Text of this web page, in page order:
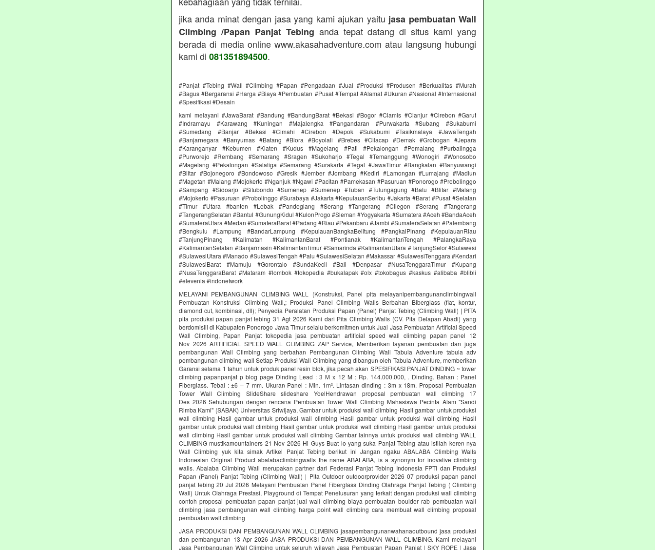
jika anda minat dengan jasa yang kami ajukan yaitu jasa pembuatan Wall
Climbing /Papan Panjat Tebing anda tepat datang di situs kami yang
berada di media online www.akasahadventure.com atau langsung hubungi
kami di 081351894500.
#Panjat #Tebing #Wall #Climbing #Papan #Pengadaan #Jual #Produksi #Produsen #Berkualitas #Murah
#Bagus #Bergaransi #Harga #Biaya #Pembuatan #Pusat #Tempat #Alamat #Ukuran #Nasional #Internasional
#Spesifikasi #Desain
kami melayani #JawaBarat #Bandung #BandungBarat #Bekasi #Bogor #Ciamis #Cianjur #Cirebon #Garut
#Indramayu #Karawang #Kuningan #Majalengka #Pangandaran #Purwakarta #Subang #Sukabumi
#Sumedang #Banjar #Bekasi #Cimahi #Cirebon #Depok #Sukabumi #Tasikmalaya #JawaTengah
#Banjarnegara #Banyumas #Batang #Blora #Boyolali #Brebes #Cilacap #Demak #Grobogan #Jepara
#Karanganyar #Kebumen #Klaten #Kudus #Magelang #Pati #Pekalongan #Pemalang #Purbalingga
#Purworejo #Rembang #Semarang #Sragen #Sukoharjo #Tegal #Temanggung #Wonogiri #Wonosobo
#Magelang #Pekalongan #Salatiga #Semarang #Surakarta #Tegal #JawaTimur #Bangkalan #Banyuwangi
#Blitar #Bojonegoro #Bondowoso #Gresik #Jember #Jombang #Kediri #Lamongan #Lumajang #Madiun
#Magetan #Malang #Mojokerto #Nganjuk #Ngawi #Pacitan #Pamekasan #Pasuruan #Ponorogo #Probolinggo
#Sampang #Sidoarjo #Situbondo #Sumenep #Sumenep #Tuban #Tulungagung #Batu #Blitar #Malang
#Mojokerto #Pasuruan #Probolinggo #Surabaya #Jakarta #KepulauanSeribu #Jakarta #Barat #Pusat #Selatan
#Timur #Utara #banten #Lebak #Pandeglang #Serang #Tangerang #Cilegon #Serang #Tangerang
#TangerangSelatan #Bantul #GunungKidul #KulonProgo #Sleman #Yogyakarta #Sumatera #Aceh #BandaAceh
#SumateraUtara #Medan #SumateraBarat #Padang #Riau #Pekanbaru #Jambi #SumateraSelatan #Palembang
#Bengkulu #Lampung #BandarLampung #KepulauanBangkaBelitung #PangkalPinang #KepulauanRiau
#TanjungPinang #Kalimatan #KalimantanBarat #Pontianak #KalimantanTengah #PalangkaRaya
#KalimantanSelatan #Banjarmasin #KalimantanTimur #Samarinda #KalimantanUtara #TanjungSelor #Sulawesi
#SulawesiUtara #Manado #SulawesiTengah #Palu #SulawesiSelatan #Makassar #SulawesiTenggara #Kendari
#SulawesiBarat #Mamuju #Gorontalo #SundaKecil #Bali #Denpasar #NusaTenggaraTimur #Kupang
#NusaTenggaraBarat #Mataram #lombok #tokopedia #bukalapak #olx #tokobagus #kaskus #alibaba #blibli
#elevenia #indonetwork
MELAYANI PEMBANGUNAN CLIMBING WALL (Konstruksi, Panel pita melayanipembangunanclimbingwall
Pembuatan Konstruksi Climbing Wall,; Produksi Panel Climbing Walls Berbahan Biberglass (flat, kontur,
diamond cut, kombinasi, dll); Penyedia Peralatan Produksi Papan (Panel) Panjat Tebing (Climbing Wall) | PITA
pita produksi papan panjat tebing 31 Agt 2026 Kami dari Pita Climbing Walls (CV. Pita Delapan Abadi) yang
berdomisili di Kabupaten Ponorogo Jawa Timur selalu berkomitmen untuk Jual Jasa Pembuatan Artificial Speed
Wall Climbing, Papan Panjat tokopedia jasa pembuatan artificial speed wall climbing papan panel 12
Nov 2026 ARTIFICIAL SPEED WALL CLIMBING ZAP Service, Memberikan layanan pembuatan dan juga
pembangunan Wall Climbing yang berbahan Pembangunan Climbing Wall Tabula Adventure tabula adv
pembangunan climbing wall Setiap Produksi Wall Climbing yang dibangun oleh Tabula Adventure, memberikan
Garansi selama 1 tahun untuk produk panel resin blok, jika pecah akan SPESIFIKASI PANJAT DINDING ~ tower
climbing papanpanjat p blog page Dinding Lead : 3 M x 12 M : Rp. 144.000.000, . Dinding. Bahan : Panel
Fiberglass. Tebal : ±6 – 7 mm. Ukuran Panel : Min. 1m². Lintasan dinding : 3m x 18m. Proposal Pembuatan
Tower Wall Climbing SlideShare slideshare YoelHendrawan proposal pembuatan wall climbing 17
Des 2026 Sehubungan dengan rencana Pembuatan Tower Wall Climbing Mahasiswa Pecinta Alam "Sandi
Rimba Kami" (SABAK) Universitas Sriwijaya, Gambar untuk produksi wall climbing Hasil gambar untuk produksi
wall climbing Hasil gambar untuk produksi wall climbing Hasil gambar untuk produksi wall climbing Hasil
gambar untuk produksi wall climbing Hasil gambar untuk produksi wall climbing Hasil gambar untuk produksi
wall climbing Hasil gambar untuk produksi wall climbing Gambar lainnya untuk produksi wall climbing WALL
CLIMBING mustikamountainers 21 Nov 2026 Hi Guys Buat lo yang suka Panjat Tebing atau istilah keren nya
Wall Climbing yuk kita simak Artikel Panjat Tebing berikut ini Jangan ngaku ABALABA Climbing Walls
Indonesian Original Product abalabaclimbingwalls the name ABALABA, is a synonym for inovative climbing
walls. Abalaba Climbing Wall merupakan partner dari Federasi Panjat Tebing Indonesia FPTI dan Produksi
Papan (Panel) Panjat Tebing (Climbing Wall) | Pita Outdoor outdoorprovider 2026 07 produksi papan panel
panjat tebing 20 Jul 2026 Melayani Pembuatan Panel Fiberglass Dinding Olahraga Panjat Tebing ( Climbing
Wall) Untuk Olahraga Prestasi, Playground di Tempat Penelusuran yang terkait dengan produksi wall climbing
contoh proposal pembuatan papan panjat jual wall climbing biaya pembuatan boulder rab pembuatan wall
climbing jasa pembangunan wall climbing harga point wall climbing cara membuat wall climbing proposal
pembuatan wall climbing
JASA PRODUKSI DAN PEMBANGUNAN WALL CLIMBING jasapembangunanwahanaoutbound jasa produksi
dan pembangunan 13 Apr 2026 JASA PRODUKSI DAN PEMBANGUNAN WALL CLIMBING. Kami melayani
Jasa Pembangunan Wall Climbing untuk seluruh wilayah Jasa Pembuatan Papan Panjat | SKY ROPE | Jasa